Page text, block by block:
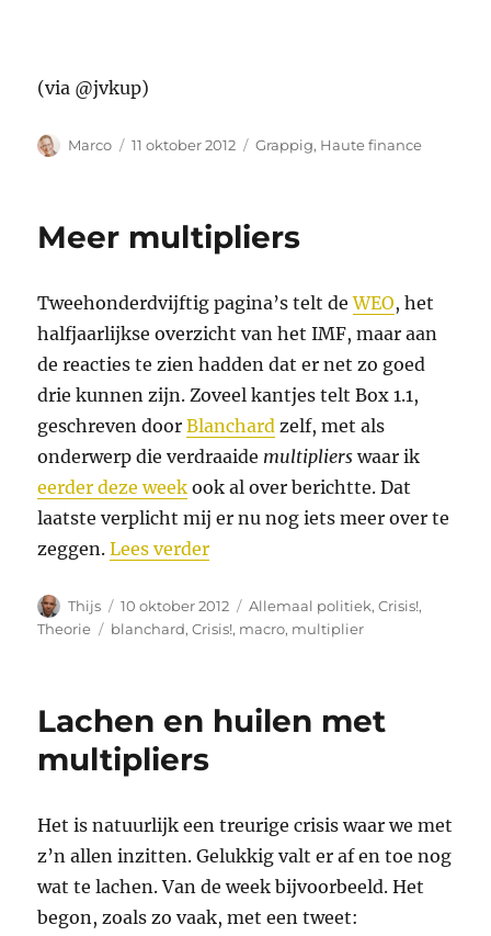
(via @jvkup)
Auteur
Marco
Geplaatst
11 oktober 2012 Categorieën
Grappig, Haute finance
Meer multipliers
Tweehonderdvijftig pagina’s telt deWEO, het
halfjaarlijkse overzicht van het IMF, maar aan
de reacties te zien hadden dat er net zo goed
drie kunnen zijn. Zoveel kantjes telt Box 1.1,
geschreven doorBlanchard zelf, met als
onderwerp die verdraaide multipliers waar ik
eerder deze week ook al over berichtte. Dat
laatste verplicht mij er nu nog iets meer over te
zeggen.Lees verder“Meer multipliers”
Auteur
Thijs
Geplaatst
op
10 oktober 2012 Categorieën
Allemaal politiek,Crisis!,
Theorie
Tags
blanchard,Crisis!, macro, multiplier
Lachen en huilen met
multipliers
Het is natuurlijk een treurige crisis waar we met
z’n allen inzitten. Gelukkig valt er af en toe nog
wat te lachen. Van de week bijvoorbeeld. Het
begon, zoals zo vaak, met een tweet: